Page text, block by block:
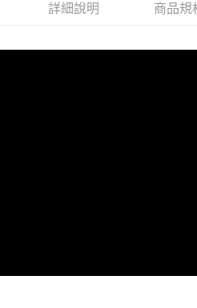
時審查核予不同之上限額度；若仍有額度
恩沛科技股份有限公司將有權停止該用戶
詳細說明 商品規